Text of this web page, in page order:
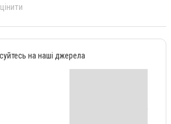
на наші джерела